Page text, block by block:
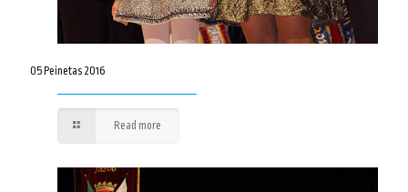
05 Peinetas 2016
Read more